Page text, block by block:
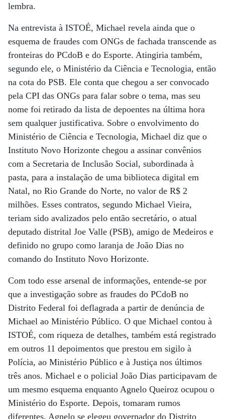
lembra.
Na entrevista à ISTOÉ, Michael revela ainda que o
esquema de fraudes com ONGs de fachada transcende as
fronteiras do PCdoB e do Esporte. Atingiria também,
segundo ele, o Ministério da Ciência e Tecnologia, então
na cota do PSB. Ele conta que chegou a ser convocado
pela CPI das ONGs para falar sobre o tema, mas seu
nome foi retirado da lista de depoentes na última hora
sem qualquer justificativa. Sobre o envolvimento do
Ministério de Ciência e Tecnologia, Michael diz que o
Instituto Novo Horizonte chegou a assinar convênios
com a Secretaria de Inclusão Social, subordinada à
pasta, para a instalação de uma biblioteca digital em
Natal, no Rio Grande do Norte, no valor de R$ 2
milhões. Esses contratos, segundo Michael Vieira,
teriam sido avalizados pelo então secretário, o atual
deputado distrital Joe Valle (PSB), amigo de Medeiros e
definido no grupo como laranja de João Dias no
comando do Instituto Novo Horizonte.
Com todo esse arsenal de informações, entende-se por
que a investigação sobre as fraudes do PCdoB no
Distrito Federal foi deflagrada a partir de denúncia de
Michael ao Ministério Público. O que Michael contou à
ISTOÉ, com riqueza de detalhes, também está registrado
em outros 11 depoimentos que prestou em sigilo à
Polícia, ao Ministério Público e à Justiça nos últimos
três anos. Michael e o policial João Dias participavam de
um mesmo esquema enquanto Agnelo Queiroz ocupou o
Ministério do Esporte. Depois, tomaram rumos
diferentes. Agnelo se elegeu governador do Distrito